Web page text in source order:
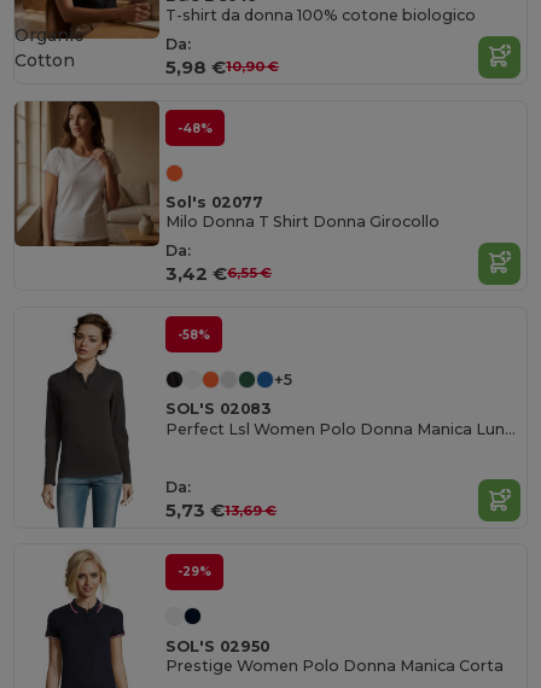
T-shirt da donna 100% cotone biologico
Da:
5,98 €10,90 €
Organic
Cotton
-48%
Sol's 02077
Milo Donna T Shirt Donna Girocollo
Da:
3,42 €6,55 €
-58%
+5
SOL'S 02083
Perfect Lsl Women Polo Donna Manica Lunga
Da:
5,73 €13,69 €
-29%
SOL'S 02950
Prestige Women Polo Donna Manica Corta